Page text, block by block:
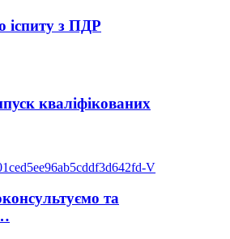
іспиту з ПДР
кваліфікованих
та